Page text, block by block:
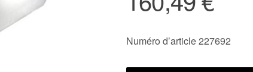
Numéro d’article 227692